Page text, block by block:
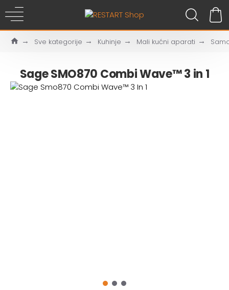
Sve kategorije Kuhinje Mali kućni aparati
Sage SMO870 Combi Wave™ 3 in 1